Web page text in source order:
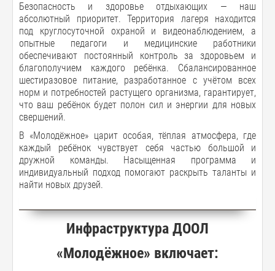
Безопасность и здоровье отдыхающих — наш
абсолютный приоритет. Территория лагеря находится
под круглосуточной охраной и видеонаблюдением, а
опытные педагоги и медицинские работники
обеспечивают постоянный контроль за здоровьем и
благополучием каждого ребёнка. Сбалансированное
шестиразовое питание, разработанное с учётом всех
норм и потребностей растущего организма, гарантирует,
что ваш ребёнок будет полон сил и энергии для новых
свершений.
В «Молодёжное» царит особая, тёплая атмосфера, где
каждый ребёнок чувствует себя частью большой и
дружной команды. Насыщенная программа и
индивидуальный подход помогают раскрыть таланты и
найти новых друзей.
Инфраструктура ДООЛ
«Молодёжное» включает: